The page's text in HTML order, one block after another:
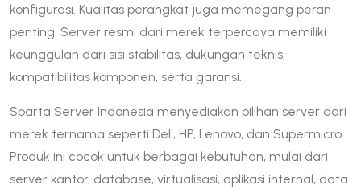
konfigurasi. Kualitas perangkat juga memegang peran
penting. Server resmi dari merek terpercaya memiliki
keunggulan dari sisi stabilitas, dukungan teknis,
kompatibilitas komponen, serta garansi.
Sparta Server Indonesia menyediakan pilihan server dari
merek ternama seperti Dell, HP, Lenovo, dan Supermicro.
Produk ini cocok untuk berbagai kebutuhan, mulai dari
server kantor, database, virtualisasi, aplikasi internal, data